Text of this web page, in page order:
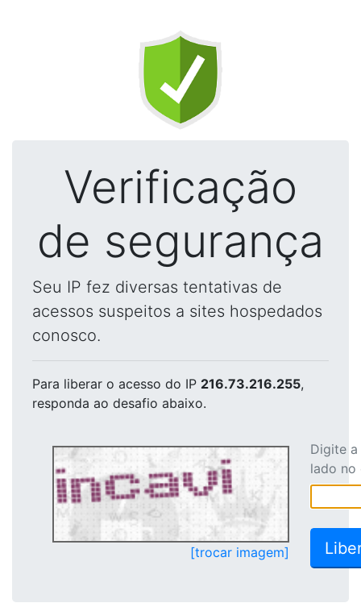
Verificação
de segurança
Seu IP fez diversas tentativas de
acessos suspeitos a sites hospedados
conosco.
Para liberar o acesso do IP 216.73.216.255,
responda ao desafio abaixo.
[trocar imagem]
Digite
lado no